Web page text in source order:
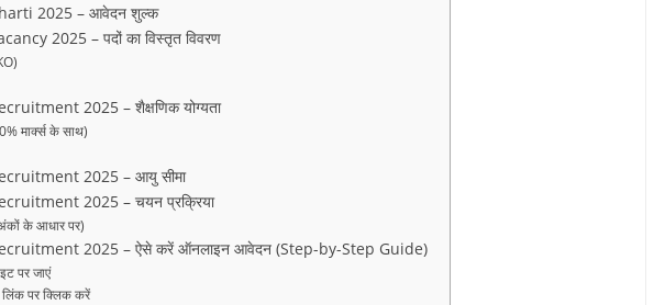
2025 – आवेदन शुल्क
2025 – पदों का विस्तृत विवरण
2025 – शैक्षणिक योग्यता
मार्क्स के साथ)
2025 – आयु सीमा
2025 – चयन प्रक्रिया
के आधार पर)
2025 – ऐसे करें ऑनलाइन आवेदन (Step-by-Step Guide)
पर जाएं
पर क्लिक करें